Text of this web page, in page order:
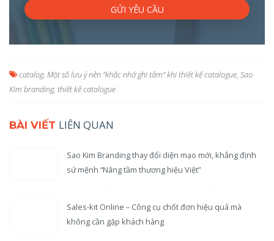
catalog, Một số lưu ý nên "khắc nhớ ghi tâm" khi thiết kế catalogue Sao
Kim branding, thiết kế catalogue
BÀI VIẾT LIÊN QUAN
Sao Kim Branding thay đổi diện mạo mới, khẳng định
sứ mệnh “Nâng tầm thương hiệu Việt”
Sales-kit Online – Công cụ chốt đơn hiệu quả mà
không cần gặp khách hàng